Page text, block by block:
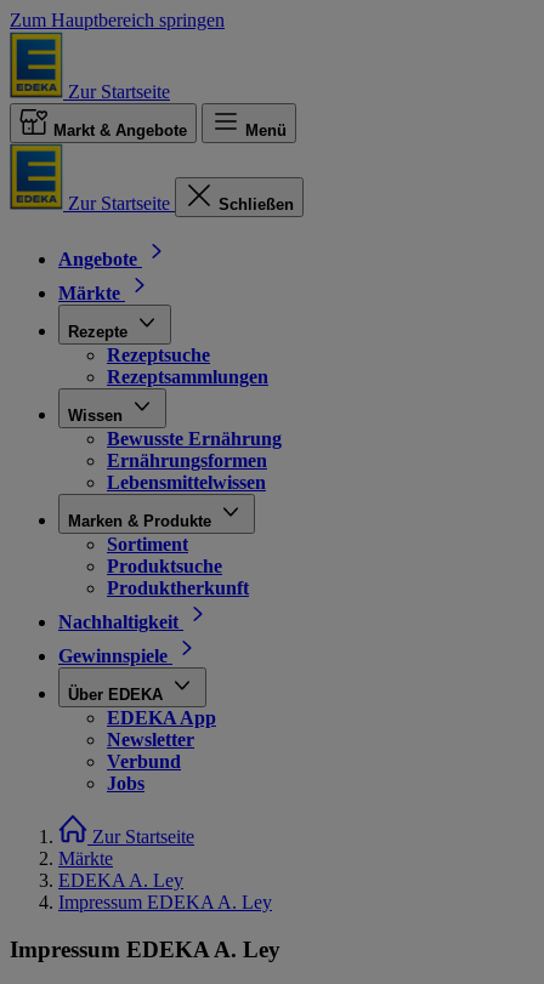
Zum Hauptbereich springen
Zur Startseite
Markt & Angebote Menü
Zur Startseite Schließen
Angebote
Märkte
Rezepte
Rezeptsuche
Rezeptsammlungen
Wissen
Bewusste Ernährung
Ernährungsformen
Lebensmittelwissen
Marken & Produkte
Sortiment
Produktsuche
Produktherkunft
Nachhaltigkeit
Gewinnspiele
Über EDEKA
EDEKA App
Newsletter
Verbund
Jobs
Zur Startseite
Märkte
EDEKA A. Ley
Impressum EDEKA A. Ley
Impressum EDEKA A. Ley